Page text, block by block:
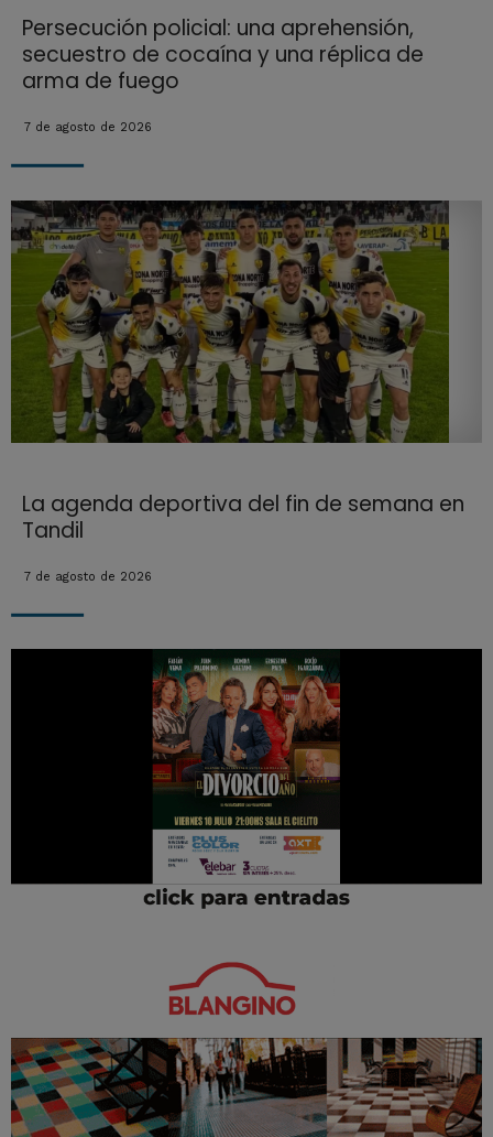
Persecución policial: una aprehensión,
secuestro de cocaína y una réplica de
arma de fuego
7 de agosto de 2026
La agenda deportiva del fin de semana en
Tandil
7 de agosto de 2026